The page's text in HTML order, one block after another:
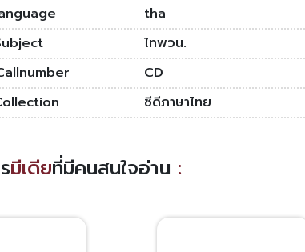
tha
ไทพวน.
CD
ซีดีภาษาไทย
มีเดียที่มีคนสนใจอ่าน :